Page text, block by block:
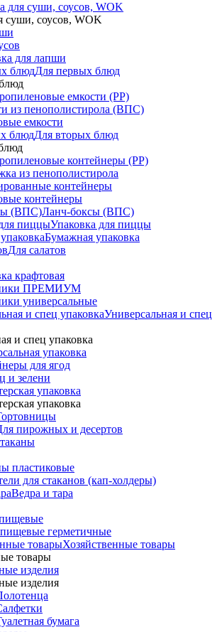
для суши, соусов, WOK
суши, соусов, WOK
для лапши
Для первых блюд
емкости (PP)
из пенополистирола (ВПС)
емкости
Для вторых блюд
контейнеры (PP)
из пенополистирола
контейнеры
контейнеры
Ланч-боксы (ВПС)
Упаковка для пиццы
Бумажная упаковка
Для салатов
крафтовая
ПРЕМИУМ
универсальные
Универсальная и спец
и спец упаковка
упаковка
для ягод
и зелени
упаковка
упаковка
пирожных и десертов
пластиковые
для стаканов (кап-холдеры)
Ведра и тара
герметичные
Хозяйственные товары
товары
изделия
изделия
бумага